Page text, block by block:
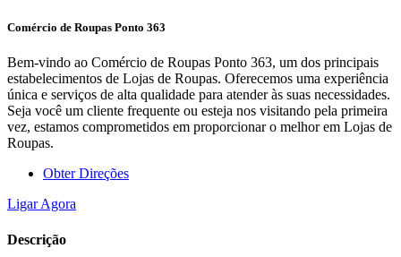
Comércio de Roupas Ponto 363
Bem-vindo ao Comércio de Roupas Ponto 363, um dos principais
estabelecimentos de Lojas de Roupas. Oferecemos uma experiência
única e serviços de alta qualidade para atender às suas necessidades.
Seja você um cliente frequente ou esteja nos visitando pela primeira
vez, estamos comprometidos em proporcionar o melhor em Lojas de
Roupas.
Obter Direções
Ligar Agora
Descrição